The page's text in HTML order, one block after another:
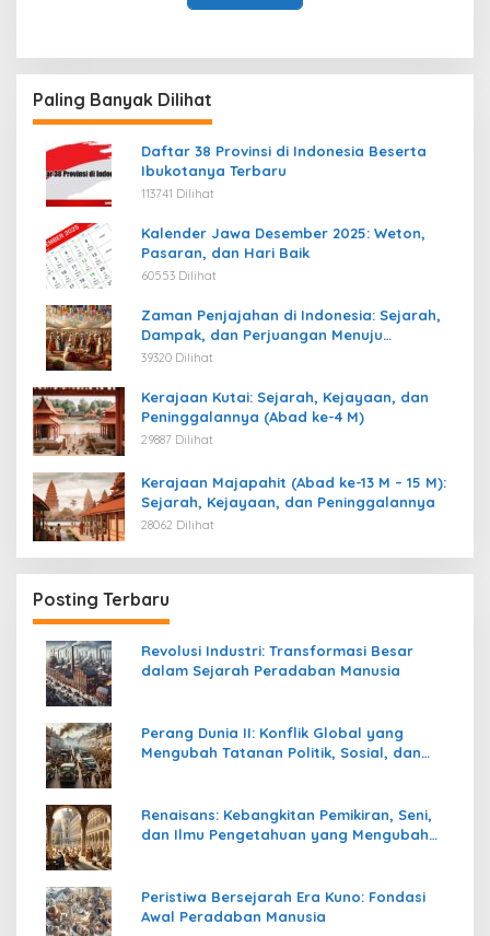
Paling Banyak Dilihat
Daftar 38 Provinsi di Indonesia Beserta
Ibukotanya Terbaru
113741 Dilihat
Kalender Jawa Desember 2025: Weton,
Pasaran, dan Hari Baik
60553 Dilihat
Zaman Penjajahan di Indonesia: Sejarah,
Dampak, dan Perjuangan Menuju
Kemerdekaan
39320 Dilihat
Kerajaan Kutai: Sejarah, Kejayaan, dan
Peninggalannya (Abad ke-4 M)
29887 Dilihat
Kerajaan Majapahit (Abad ke-13 M – 15 M):
Sejarah, Kejayaan, dan Peninggalannya
28062 Dilihat
Posting Terbaru
Revolusi Industri: Transformasi Besar
dalam Sejarah Peradaban Manusia
Perang Dunia II: Konflik Global yang
Mengubah Tatanan Politik, Sosial, dan
Renaisans: Kebangkitan Pemikiran, Seni,
dan Ilmu Pengetahuan yang Mengubah
Peristiwa Bersejarah Era Kuno: Fondasi
Awal Peradaban Manusia